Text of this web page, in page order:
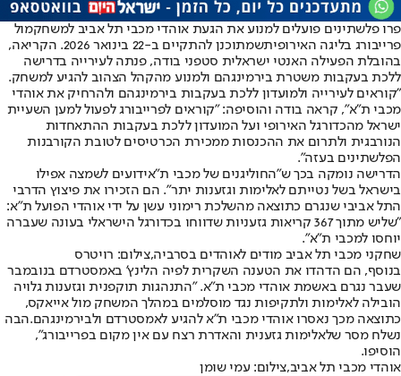
פרו פלשתינים פועלים למנוע את הגעת אוהדי מכבי תל אביב למשחקמול
פרייבורג בליגה האירופית
שמתוכנן להתקיים ב-22 בינואר 2026. הקריאה,
בהובלת הפעילה האנטי ישראלית סטפני בודה, פנתה לעירייה בדרישה
ללכת בעקבות משטרת בירמינגהם ולמנוע מהקהל הצהוב להגיע למשחק.
"קוראים לעירייה ולמועדון ללכת בעקבות בירמינגהם ולהרחיק את אוהדי
מכבי ת"א", קראה בודה והוסיפה: "קוראים לפרייבורג לפעול למען השעיית
ישראל מהכדורגל האירופי ועל המועדון ללכת בעקבות ההתאחדות
הנורבגית ולתרום את ההכנסות ממכירת הכרטיסים לטובת הקורבנות
הפלשתינים בעזה".
הדרישה נומקה בכך ש"החוליגנים של מכבי ת"אידועים לשמצה אפילו
בישראל בשל נטייתם לאלימות וגזענות יתר". הם הזכירו את פיצוץ הדרבי
התל אביבי שנגרם כתוצאה מהשלכת רימוני עשן על ידי אוהדי הפועל ת"א:
"שליש מתוך 367 קריאות גזעניות שדווחו בכדורגל הישראלי בעונה שעברה
יוחסו למכבי ת"א".
שחקני מכבי תל אביב מודים לאוהדים בסרביה,צילום: רויטרס
בנוסף, הם הדהדו את הטענה השקרית לפיה הלינץ' באמסטרדם בנובמבר
שעבר נגרם באשמת אוהדי מכבי ת"א. "התנהגות תוקפנית וגזענות גלויה
הובילה לאלימות ולתקיפות נגד מוסלמים במהלך המשחק מול אייאקס,
כתוצאה מכך נאסרו אוהדי מכבי ת"א להגיע לאמסטרדם ולבירמינגהם.הבה
נשלח מסר שלאלימות גזענית והאדרת רצח עם אין מקום בפרייבורג",
הוסיפו.
אוהדי מכבי תל אביב,צילום: עמי שומן